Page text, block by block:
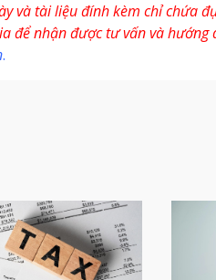
và tài liệu đính kèm chỉ chứa
để nhận được tư vấn và
.